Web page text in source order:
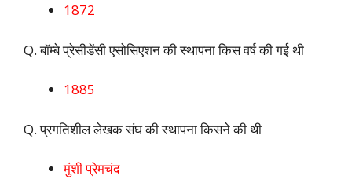
1872
Q. बॉम्बे प्रेसीडेंसी एसोसिएशन की स्थापना किस वर्ष की गई थी
1885
Q. प्रगतिशील लेखक संघ की स्थापना किसने की थी
मुंशी प्रेमचंद